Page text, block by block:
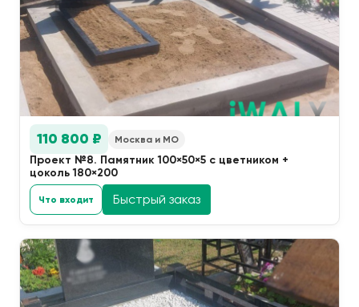
110 800 ₽ Москва и МО
Проект №8. Памятник 100×50×5 с цветником +
цоколь 180×200
Что входит Быстрый заказ